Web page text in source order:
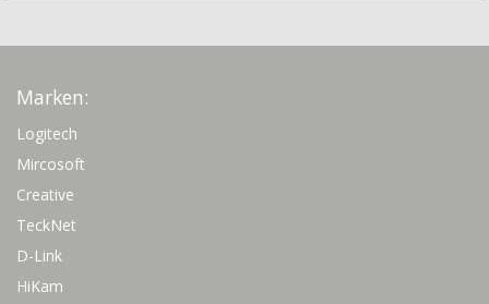
Marken:
Logitech
Mircosoft
Creative
TeckNet
D-Link
HiKam